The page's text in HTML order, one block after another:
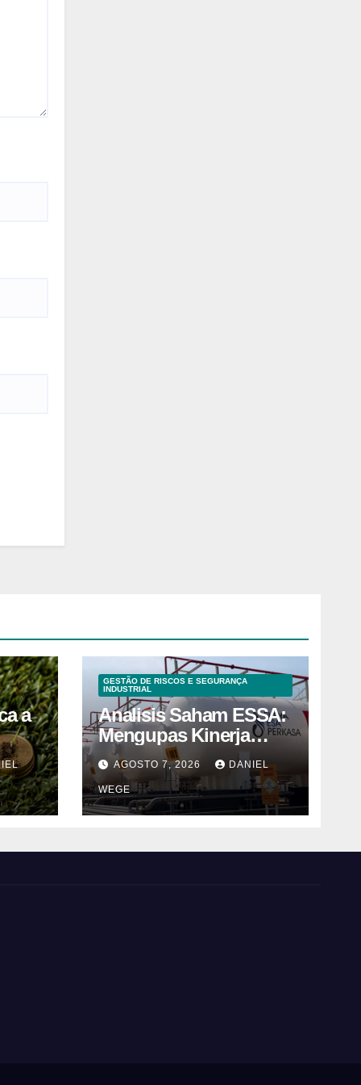
a
GESTÃO DE RISCOS E SEGURANÇA
INDUSTRIAL
Analisis Saham ESSA:
Mengupas Kinerja
Keuangan ESSA
Semester I 2026
AGOSTO 7, 2026 DANIEL
WEGE